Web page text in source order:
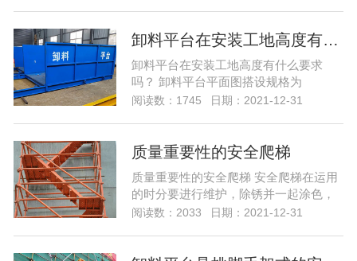
卸料平台在安装工地高度有什么要求吗？
卸料平台在安装工地高度有什么要求
吗？ 卸料平台平面图搭设规格为
4.5m&t...
阅读数：1745 日期：2021-12-31
质量重要性的安全爬梯
质量重要性的安全爬梯 安全爬梯在运用
的时分要进行维护，除锈并一起涂色，
颜色...
阅读数：2033 日期：2021-12-31